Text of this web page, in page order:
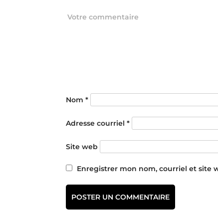
Nom *
Adresse courriel *
Site web
Enregistrer mon nom, courriel et site